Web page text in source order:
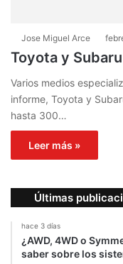
Jose Miguel Arce
Toyota y
Varios medios
informe, Toyota y
hasta 300…
Leer más »
Últimas
hace 3 días
¿AWD, 4WD o
saber sobre los